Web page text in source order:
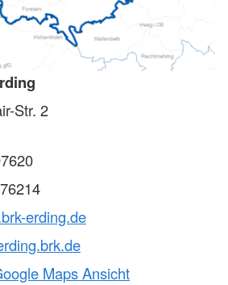
Str. 2
erding.de
Maps Ansicht